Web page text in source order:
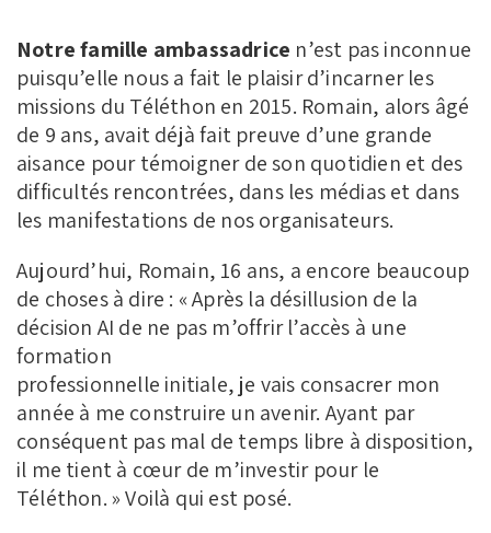
Notre famille ambassadrice n’est pas inconnue
puisqu’elle nous a fait le plaisir d’incarner les
missions du Téléthon en 2015. Romain, alors âgé
de 9 ans, avait déjà fait preuve d’une grande
aisance pour témoigner de son quotidien et des
difficultés rencontrées, dans les médias et dans
les manifestations de nos organisateurs.
Aujourd’hui, Romain, 16 ans, a encore beaucoup
de choses à dire : « Après la désillusion de la
décision AI de ne pas m’offrir l’accès à une
formation
professionnelle initiale, je vais consacrer mon
année à me construire un avenir. Ayant par
conséquent pas mal de temps libre à disposition,
il me tient à cœur de m’investir pour le
Téléthon. » Voilà qui est posé.